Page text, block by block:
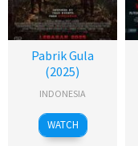
Pabrik Gula
(2025)
INDONESIA
WATCH